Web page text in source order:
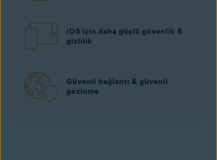
iOS için daha güçlü güvenlik &
gizlilik
Güvenli bağlantı & güvenli
gezinme